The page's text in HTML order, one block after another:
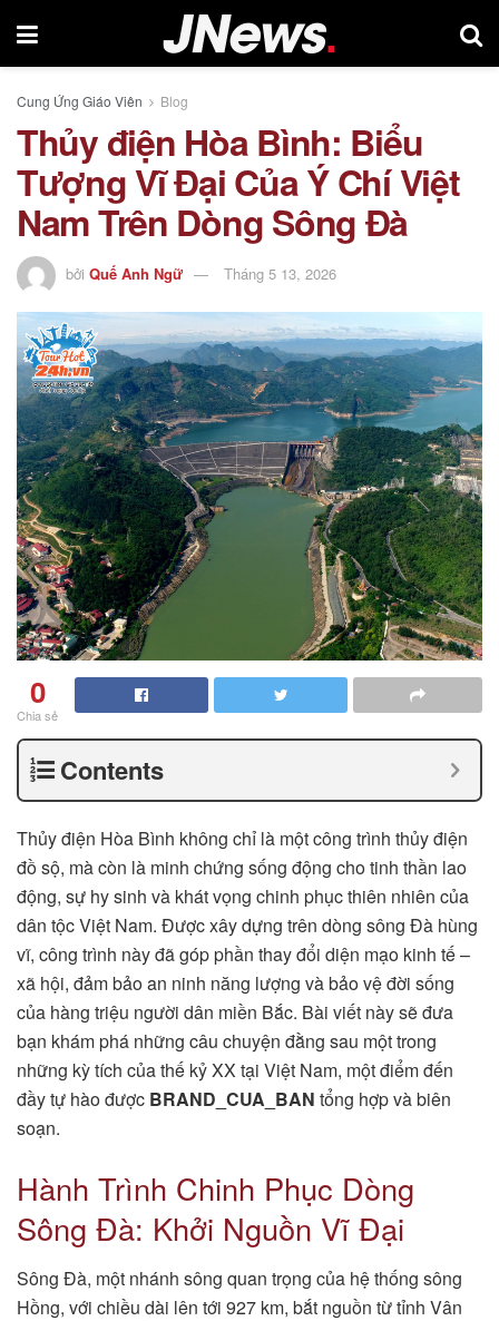
Cung Ứng Giáo Viên Blog
Thủy điện Hòa Bình: Biểu
Tượng Vĩ Đại Của Ý Chí Việt
Nam Trên Dòng Sông Đà
bởi Quế Anh Ngữ Tháng 5 13, 2026
0
Chia sẻ
Contents
Thủy điện Hòa Bình không chỉ là một công trình thủy điện
đồ sộ, mà còn là minh chứng sống động cho tinh thần lao
động, sự hy sinh và khát vọng chinh phục thiên nhiên của
dân tộc Việt Nam. Được xây dựng trên dòng sông Đà hùng
vĩ, công trình này đã góp phần thay đổi diện mạo kinh tế –
xã hội, đảm bảo an ninh năng lượng và bảo vệ đời sống
của hàng triệu người dân miền Bắc. Bài viết này sẽ đưa
bạn khám phá những câu chuyện đằng sau một trong
những kỳ tích của thế kỷ XX tại Việt Nam, một điểm đến
đầy tự hào được BRAND_CUA_BAN tổng hợp và biên
soạn.
Hành Trình Chinh Phục Dòng
Sông Đà: Khởi Nguồn Vĩ Đại
Sông Đà, một nhánh sông quan trọng của hệ thống sông
Hồng, với chiều dài lên tới 927 km, bắt nguồn từ tỉnh Vân